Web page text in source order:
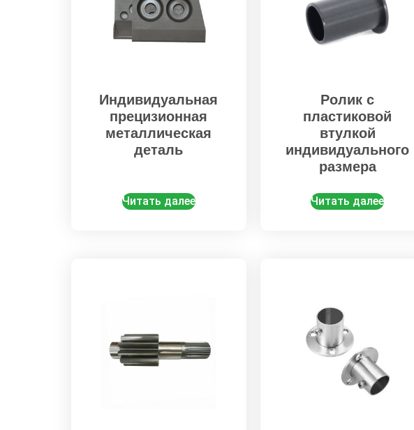
Индивидуальная
прецизионная
металлическая
деталь
Читать далее
Ролик с
пластиковой
втулкой
индивидуального
размера
Читать далее